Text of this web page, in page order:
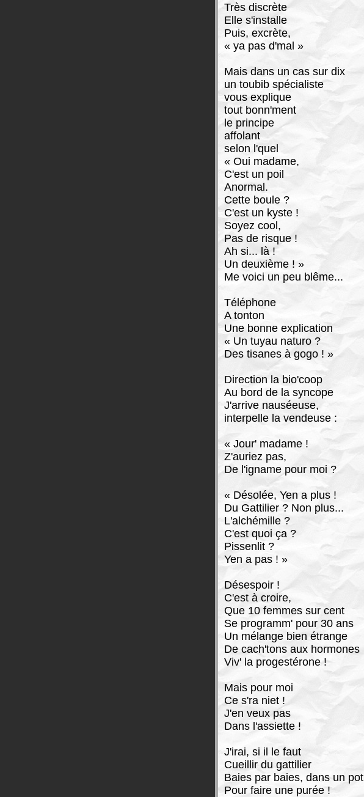
Très discrète
Elle s'installe
Puis, excrète,
« ya pas d'mal »
Mais dans un cas sur dix
un toubib spécialiste
vous explique
tout bonn'ment
le principe
affolant
selon l'quel
« Oui madame,
C'est un poil
Anormal.
Cette boule ?
C'est un kyste !
Soyez cool,
Pas de risque !
Ah si... là !
Un deuxième ! »
Me voici un peu blême...
Téléphone
A tonton
Une bonne explication
« Un tuyau naturo ?
Des tisanes à gogo ! »
Direction la bio'coop
Au bord de la syncope
J'arrive nauséeuse,
interpelle la vendeuse :
« Jour' madame !
Z'auriez pas,
De l'igname pour moi ?
« Désolée, Yen a plus !
Du Gattilier ? Non plus...
L'alchémille ?
C'est quoi ça ?
Pissenlit ?
Yen a pas ! »
Désespoir !
C'est à croire,
Que 10 femmes sur cent
Se programm' pour 30 ans
Un mélange bien étrange
De cach'tons aux hormones
Viv' la progestérone !
Mais pour moi
Ce s'ra niet !
J'en veux pas
Dans l'assiette !
J'irai, si il le faut
Cueillir du gattilier
Baies par baies, dans un pot
Pour faire une purée !